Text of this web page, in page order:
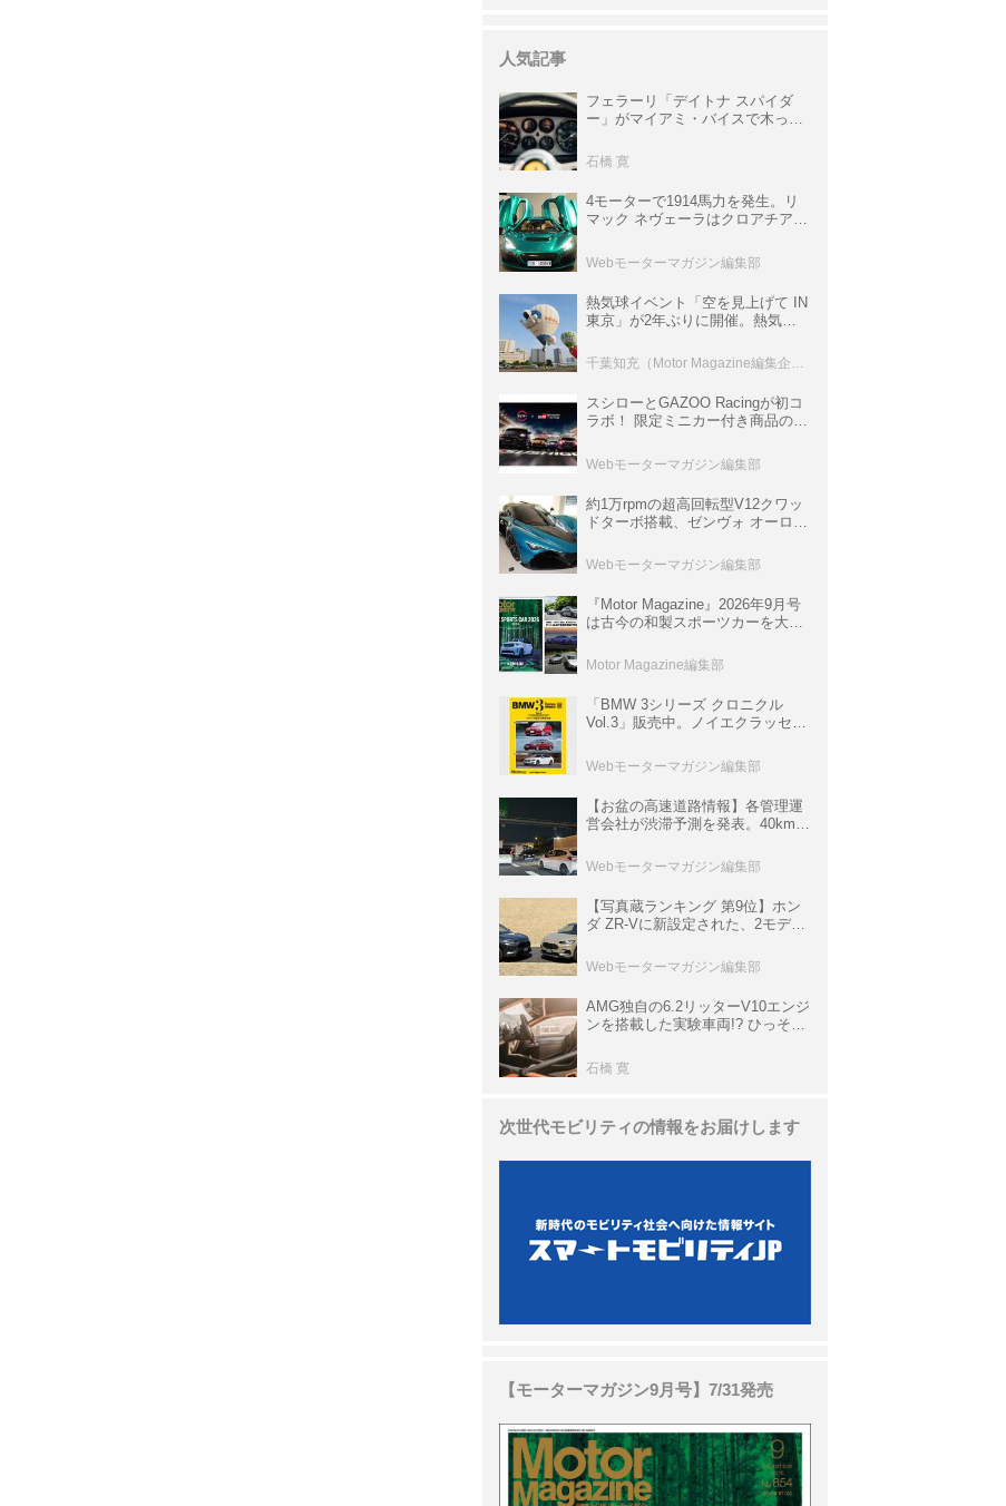
人気記事
フェラーリ「デイトナ スパイダ
ー」がマイアミ・バイスで木っ端
サ」に化けた理由
石橋 寛
4モーターで1914馬力を発生。リ
マック ネヴェーラはクロアチア発
ロニクル・完全版／115】
Webモーターマガジン編集部
熱気球イベント「空を見上げて IN
東京」が2年ぶりに開催。熱気球
室などのコンテンツも
千葉知充（Motor Magazine編集企画室）
スシローとGAZOO Racingが初コ
ラボ！ 限定ミニカー付き商品の
ト体験があたる抽選企画などを展
開
Webモーターマガジン編集部
約1万rpmの超高回転型V12クワッ
ドターボ搭載、ゼンヴォ オーロラ
イパーカー【スーパーカークロニ
クル・完全版／116】
Webモーターマガジン編集部
『Motor Magazine』2026年9月号
は古今の和製スポーツカーを大特
情報も満載
Motor Magazine編集部
「BMW 3シリーズ クロニクル
Vol.3」販売中。ノイエクラッセか
ムック
Webモーターマガジン編集部
【お盆の高速道路情報】各管理運
営会社が渋滞予測を発表。40km以
数ある
Webモーターマガジン編集部
【写真蔵ランキング 第9位】ホン
ダ ZR-Vに新設定された、2モデル
グ」と「ブラックスタイル」
Webモーターマガジン編集部
AMG独自の6.2リッターV10エンジ
ンを搭載した実験車両!? ひっそり
P900 プロトタイプ」とは
石橋 寛
次世代モビリティの情報をお届けします
【モーターマガジン9月号】7/31発売